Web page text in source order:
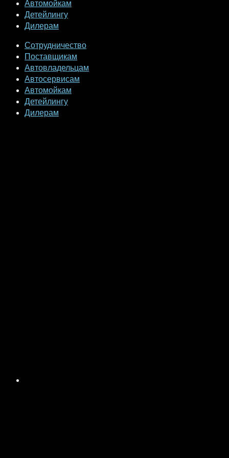
Автомойкам
Детейлингу
Дилерам
Сотрудничество
Поставщикам
Автовладельцам
Автосервисам
Автомойкам
Детейлингу
Дилерам